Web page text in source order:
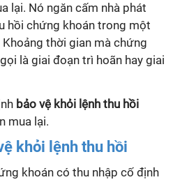
lại. Nó ngăn cấm nhà phát
hồi chứng khoán trong một
thời gian mà chứng
là giai đoạn trì hoãn hay giai
bảo vệ khỏi lệnh thu hồi
mua lại.
khỏi lệnh thu hồi
khoán có thu nhập cố định